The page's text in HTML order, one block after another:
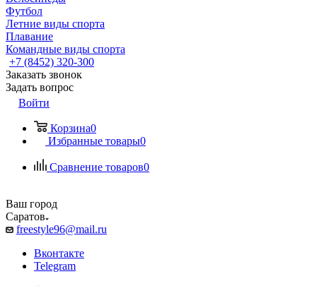
Футбол
Летние виды спорта
Плавание
Командные виды спорта
+7 (8452) 320-300
Заказать звонок
Задать вопрос
Войти
Корзина0
Избранные товары0
Сравнение товаров0
Ваш город
Саратов
freestyle96@mail.ru
Вконтакте
Telegram